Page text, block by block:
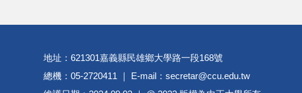
地址：621301嘉義縣民雄鄉大學路一段168號
總機：05-2720411 ｜ E-mail：secretar@ccu.edu.tw